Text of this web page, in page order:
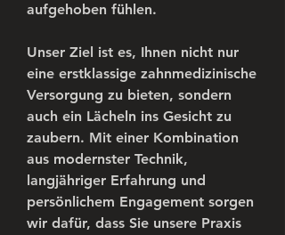
aufgehoben fühlen.
Unser Ziel ist es, Ihnen nicht nur
eine erstklassige zahnmedizinische
Versorgung zu bieten, sondern
auch ein Lächeln ins Gesicht zu
zaubern. Mit einer Kombination
aus modernster Technik,
langjähriger Erfahrung und
persönlichem Engagement sorgen
wir dafür, dass Sie unsere Praxis